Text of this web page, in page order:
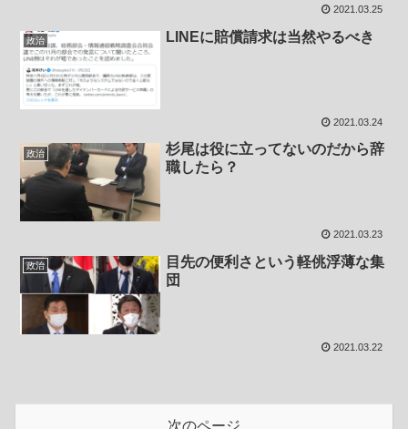
2021.03.25
政治 LINEに賠償請求は当然やるべき
2021.03.24
政治
杉尾は役に立ってないのだから辞
職したら？
2021.03.23
政治
目先の便利さという軽佻浮薄な集
団
2021.03.22